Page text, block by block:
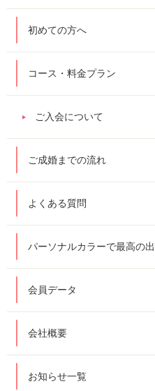
初めての方へ
コース・料金プラン
ご入会について
ご成婚までの流れ
よくある質問
パーソナルカラーで最高の
会員データ
会社概要
お知らせ一覧